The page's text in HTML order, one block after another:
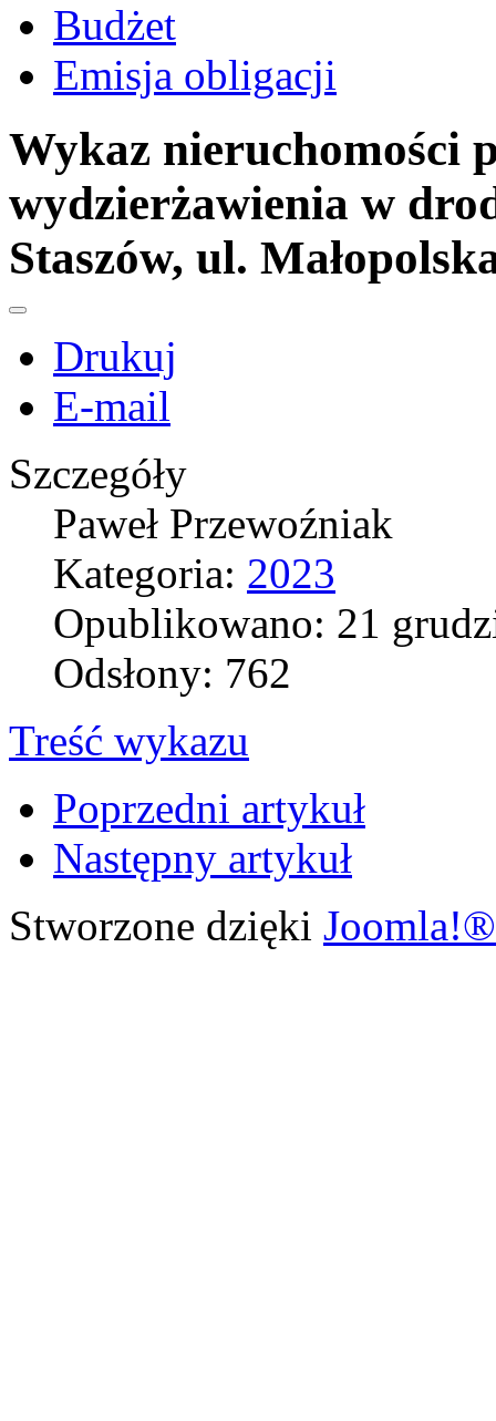
Budżet
Emisja obligacji
Wykaz nieruchomości
wydzierżawienia w
Staszów, ul.
Drukuj
E-mail
Szczegóły
Paweł Przewoźniak
Kategoria: 2023
Opublikowano: 21
Odsłony: 762
Treść wykazu
Poprzedni artykuł
Następny artykuł
Stworzone dzięki Joomla!®